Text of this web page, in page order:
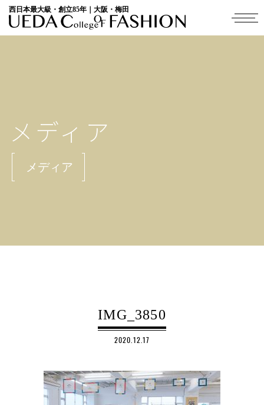
西日本最大級・創立85年｜大阪・梅田
メディア
メディア
IMG_3850
2020.12.17